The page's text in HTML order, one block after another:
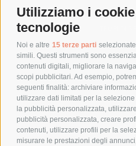
Utilizziamo i
tecnologie
Noi e altre 15 terze parti
simili. Questi strumenti sono
contenuti digitali, migliorare la
scopi pubblicitari. Ad esempio,
seguenti finalità: archiviare
utilizzare dati limitati per la
la pubblicità personalizzata,
pubblicità personalizzata, creare
contenuti, utilizzare profili per la
misurare le prestazioni degli
COSTI DI
POLITICA
COOKIE